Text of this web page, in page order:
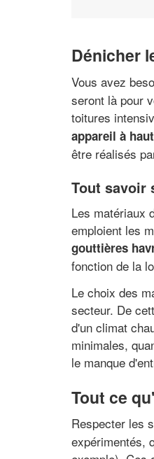
Dénicher
Vous avez
seront là pour
toitures
appareil à
être réalisés
Tout savoir
Les matériaux
emploient les
gouttières
fonction de la
Le choix des
secteur. De
d'un climat
minimales,
le manque
Tout ce
Respecter les
expérimentés,